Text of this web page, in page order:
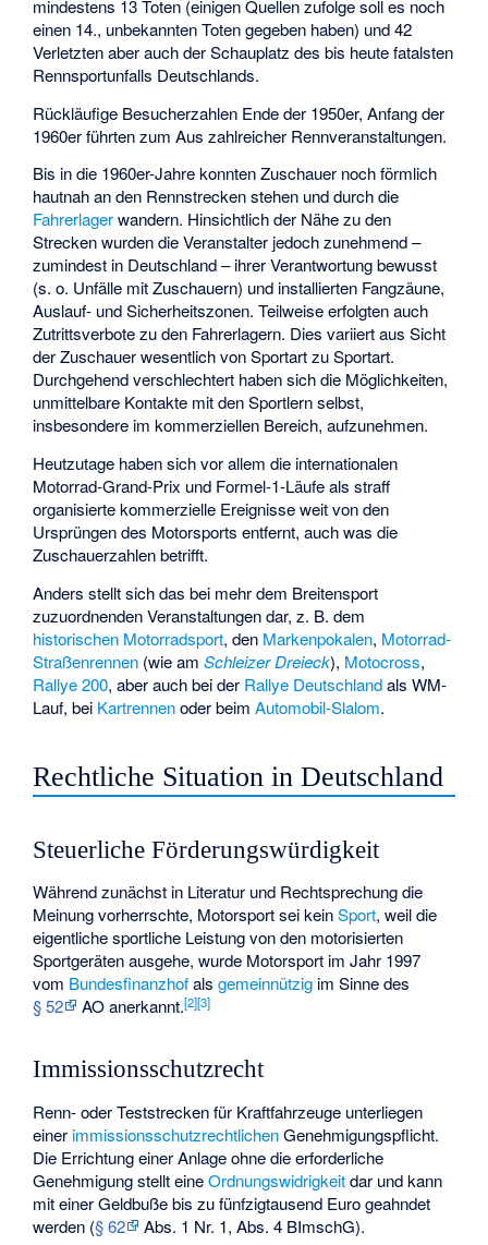
mindestens 13 Toten (einigen Quellen zufolge soll es noch
einen 14., unbekannten Toten gegeben haben) und 42
Verletzten aber auch der Schauplatz des bis heute fatalsten
Rennsportunfalls Deutschlands.
Rückläufige Besucherzahlen Ende der 1950er, Anfang der
1960er führten zum Aus zahlreicher Rennveranstaltungen.
Bis in die 1960er-Jahre konnten Zuschauer noch förmlich
hautnah an den Rennstrecken stehen und durch die
Fahrerlagerwandern. Hinsichtlich der Nähe zu den
Strecken wurden die Veranstalter jedoch zunehmend –
zumindest in Deutschland – ihrer Verantwortung bewusst
(s. o. Unfälle mit Zuschauern) und installierten Fangzäune,
Auslauf- und Sicherheitszonen. Teilweise erfolgten auch
Zutrittsverbote zu den Fahrerlagern. Dies variiert aus Sicht
der Zuschauer wesentlich von Sportart zu Sportart.
Durchgehend verschlechtert haben sich die Möglichkeiten,
unmittelbare Kontakte mit den Sportlern selbst,
insbesondere im kommerziellen Bereich, aufzunehmen.
Heutzutage haben sich vor allem die internationalen
Motorrad-Grand-Prix und Formel-1-Läufe als straff
organisierte kommerzielle Ereignisse weit von den
Ursprüngen des Motorsports entfernt, auch was die
Zuschauerzahlen betrifft.
Anders stellt sich das bei mehr dem Breitensport
zuzuordnenden Veranstaltungen dar, z. B. dem
historischen Motorradsport, den Markenpokalen, Motorrad-
Straßenrennen (wie amSchleizer Dreieck), Motocross,
Rallye 200, aber auch bei der Rallye Deutschlandals WM-
Lauf, bei Kartrennenoder beimAutomobil-Slalom.
Rechtliche Situation in Deutschland
Steuerliche Förderungswürdigkeit
Während zunächst in Literatur und Rechtsprechung die
Meinung vorherrschte, Motorsport sei keinSport, weil die
eigentliche sportliche Leistung von den motorisierten
Sportgeräten ausgehe, wurde Motorsport im Jahr 1997
vom Bundesfinanzhofalsgemeinnützig im Sinne des
§ 52
AO anerkannt.[2][3]
Immissionsschutzrecht
Renn- oder Teststrecken für Kraftfahrzeuge unterliegen
einer immissionsschutzrechtlichenGenehmigungspflicht.
Die Errichtung einer Anlage ohne die erforderliche
Genehmigung stellt eineOrdnungswidrigkeitdar und kann
mit einer Geldbuße bis zu fünfzigtausend Euro geahndet
werden (§ 62 Abs. 1 Nr. 1, Abs. 4 BImschG).